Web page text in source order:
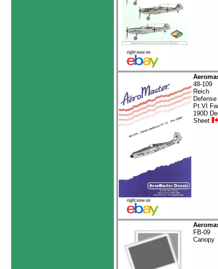
48-109
Reich
Defense
Pt.VI
190D
Sheet
FB-09
Canopy